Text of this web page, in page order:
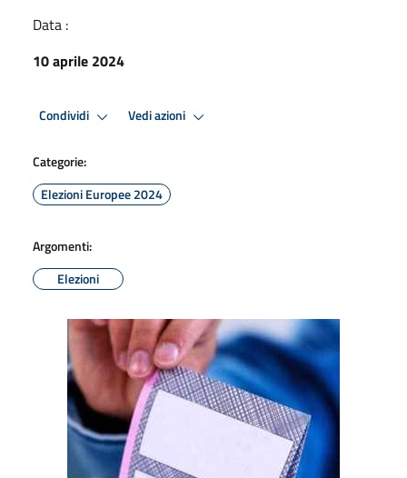
Data :
10 aprile 2024
Condividi Vedi azioni
Categorie:
Elezioni Europee 2024
Argomenti:
Elezioni